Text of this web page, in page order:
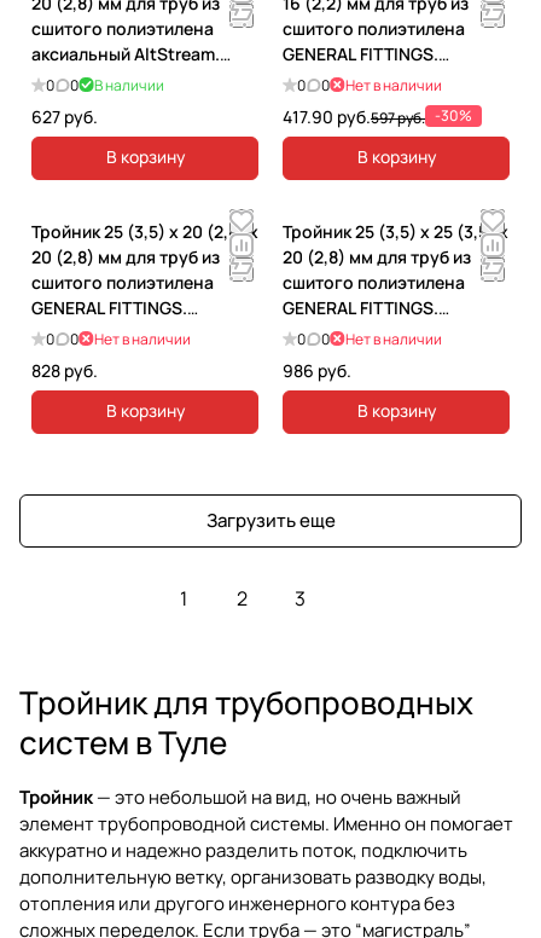
сшитого полиэтилена
аксиальный AltStream.
035040211
0 0 В наличии
627 руб.
В корзину
сшитого полиэтилена
GENERAL FITTINGS.
340013H685858A
0 0 Нет в наличии
417.90 руб.597 руб. -30%
В корзину
Тройник 25 (3,5) x 20 (2,8) x
20 (2,8) мм для труб из
сшитого полиэтилена
GENERAL FITTINGS.
340013H766868A
0 0 Нет в наличии
828 руб.
В корзину
Тройник 25 (3,5) x 25 (3,5) x
20 (2,8) мм для труб из
сшитого полиэтилена
GENERAL FITTINGS.
340013H767668A
0 0 Нет в наличии
986 руб.
В корзину
Загрузить еще
1 2 3
Тройник для трубопроводных
систем в Туле
Тройник— это небольшой на вид, но очень важный
элемент трубопроводной системы. Именно он помогает
аккуратно и надежно разделить поток, подключить
дополнительную ветку, организовать разводку воды,
отопления или другого инженерного контура без
сложных переделок. Если труба — это “магистраль”